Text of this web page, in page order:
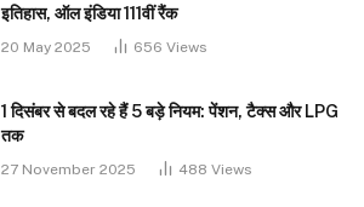
इतिहास, ऑल इंडिया 111वीं रैंक
20 May 2025 656 Views
1 दिसंबर से बदल रहे हैं 5 बड़े नियम: पेंशन, टैक्स और LPG
तक
27 November 2025 488 Views